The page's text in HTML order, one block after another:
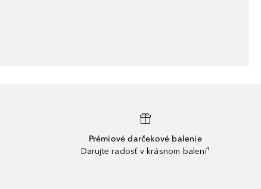
Prémiové darčekové balenie
Darujte radosť v krásnom balení¹